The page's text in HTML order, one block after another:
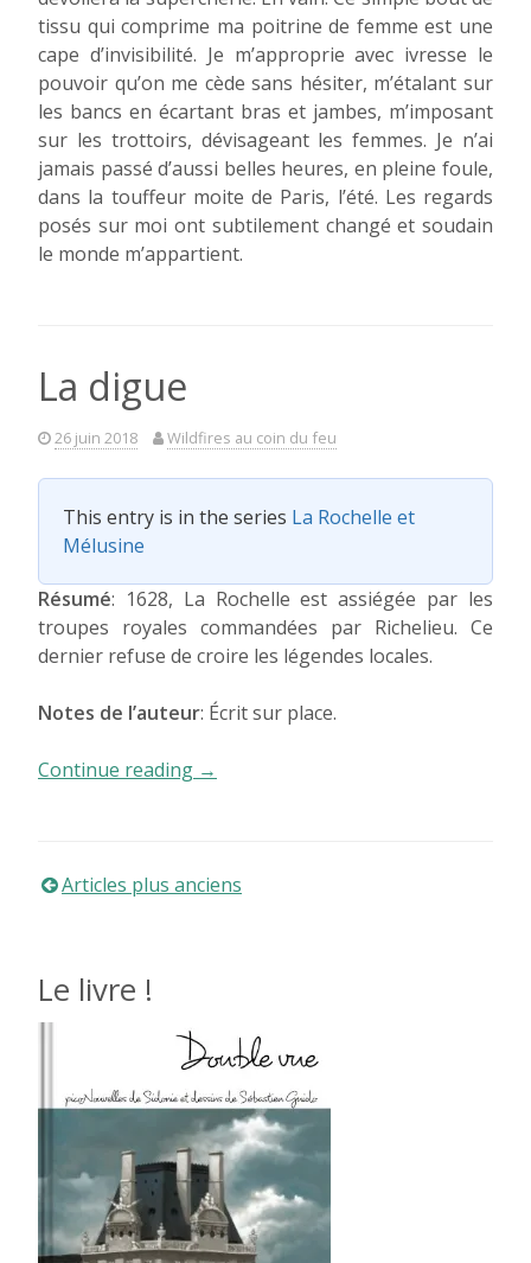
tissu qui comprime ma poitrine de femme est une
cape d’invisibilité. Je m’approprie avec ivresse le
pouvoir qu’on me cède sans hésiter, m’étalant sur
les bancs en écartant bras et jambes, m’imposant
sur les trottoirs, dévisageant les femmes. Je n’ai
jamais passé d’aussi belles heures, en pleine foule,
dans la touffeur moite de Paris, l’été. Les regards
posés sur moi ont subtilement changé et soudain
le monde m’appartient.
La digue
26 juin 2018 Wildfires au coin du feu
This entry is in the series La Rochelle et
Mélusine
Résumé: 1628, La Rochelle est assiégée par les
troupes royales commandées par Richelieu. Ce
dernier refuse de croire les légendes locales.
Notes de l’auteur: Écrit sur place.
Continue reading « La
→
Navigation
articles
Articles plus anciens
Le livre !